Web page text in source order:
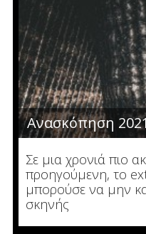
Ανασκόπηση
Σε μια χρονιά πιο
προηγούμενη, το
μπορούσε να μην
σκηνής